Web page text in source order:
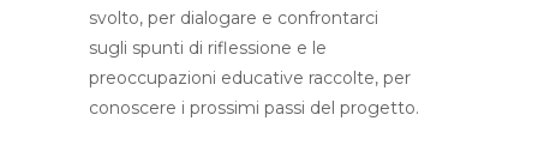
svolto, per dialogare e confrontarci
sugli spunti di riflessione e le
preoccupazioni educative raccolte, per
conoscere i prossimi passi del progetto.